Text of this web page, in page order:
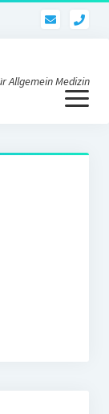
Allgemein Medizin
Menü
öffnen